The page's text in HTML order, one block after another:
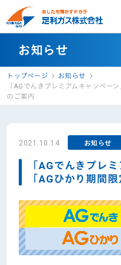
お知らせ
トップページ
お知らせ
「AGでんきプレミアムキャンペー
のご案内
2021.10.14 お知らせ
「AGでんきプレ
「AGひかり期間